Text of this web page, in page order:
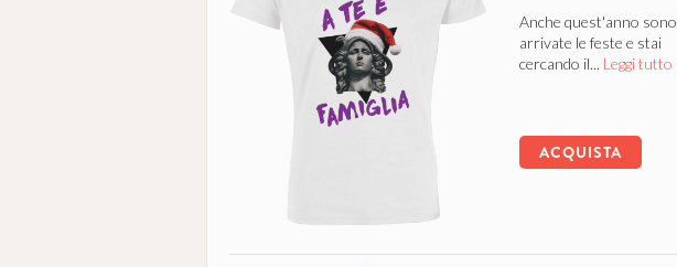
Anche quest'anno sono
arrivate le feste e stai
cercando il... Leggi tutto
ACQUISTA